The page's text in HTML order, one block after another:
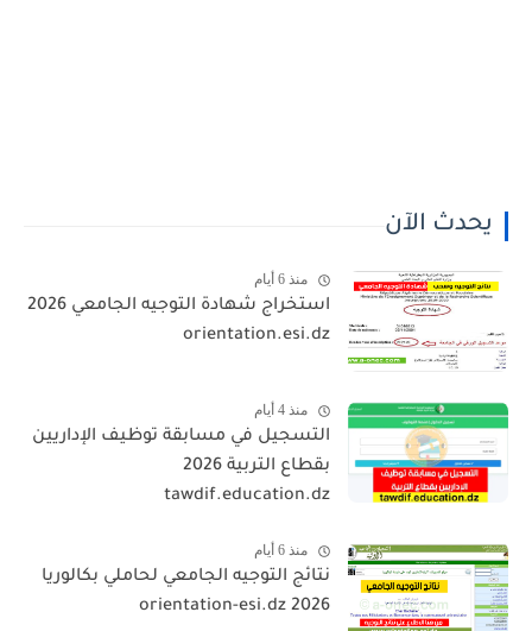
يحدث الآن
منذ 6 أيام
استخراج شهادة التوجيه الجامعي 2026
orientation.esi.dz
منذ 4 أيام
التسجيل في مسابقة توظيف الإداريين
بقطاع التربية 2026
tawdif.education.dz
منذ 6 أيام
نتائج التوجيه الجامعي لحاملي بكالوريا
2026 orientation-esi.dz